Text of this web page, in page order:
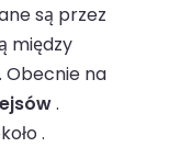
są przez
między
. Obecnie na
.
.